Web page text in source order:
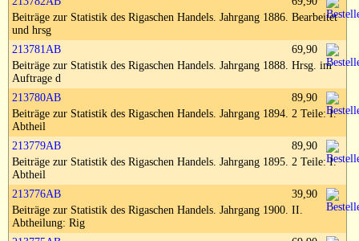
AGB
Widerruf
Datenschutz
Versand&Zahlung
Impressum
Beiträge zur Statistik des Rigaschen Handels. Jahrgang 1886. Bearbeitet
und hrsg
213781AB
Beiträge zur Statistik des Rigaschen Handels. Jahrgang 1888. Hrsg. im
Auftrage d
69,90
213780AB
Beiträge zur Statistik des Rigaschen Handels. Jahrgang 1894. 2 Teile: I.
Abtheil
89,90
213779AB
Beiträge zur Statistik des Rigaschen Handels. Jahrgang 1895. 2 Teile: I.
Abtheil
89,90
213776AB
Beiträge zur Statistik des Rigaschen Handels. Jahrgang 1900. II.
Abtheilung: Rig
39,90